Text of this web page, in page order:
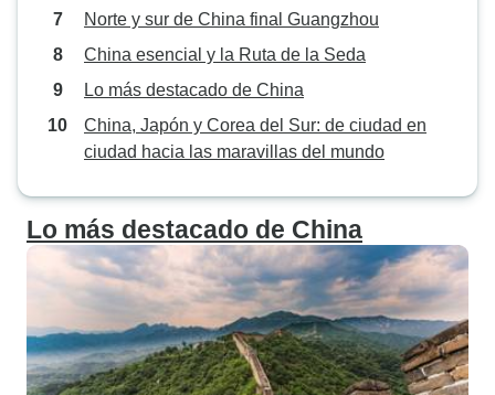
Norte y sur de China final Guangzhou
China esencial y la Ruta de la Seda
Lo más destacado de China
China, Japón y Corea del Sur: de ciudad en
ciudad hacia las maravillas del mundo
Lo más destacado de China